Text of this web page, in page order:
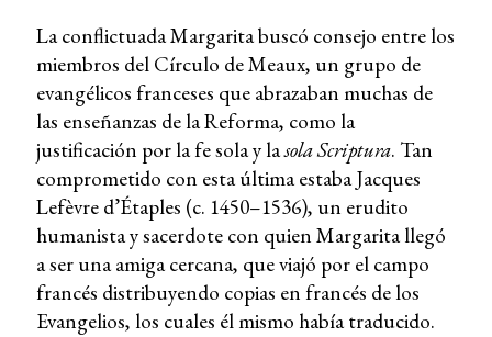
La conflictuada Margarita buscó consejo entre los
miembros del Círculo de Meaux, un grupo de
evangélicos franceses que abrazaban muchas de
las enseñanzas de la Reforma, como la
justificación por la fe sola y lasola Scriptura. Tan
comprometido con esta última estaba Jacques
Lefèvre d’Étaples (c. 1450–1536), un erudito
humanista y sacerdote con quien Margarita llegó
a ser una amiga cercana, que viajó por el campo
francés distribuyendo copias en francés de los
Evangelios, los cuales él mismo había traducido.